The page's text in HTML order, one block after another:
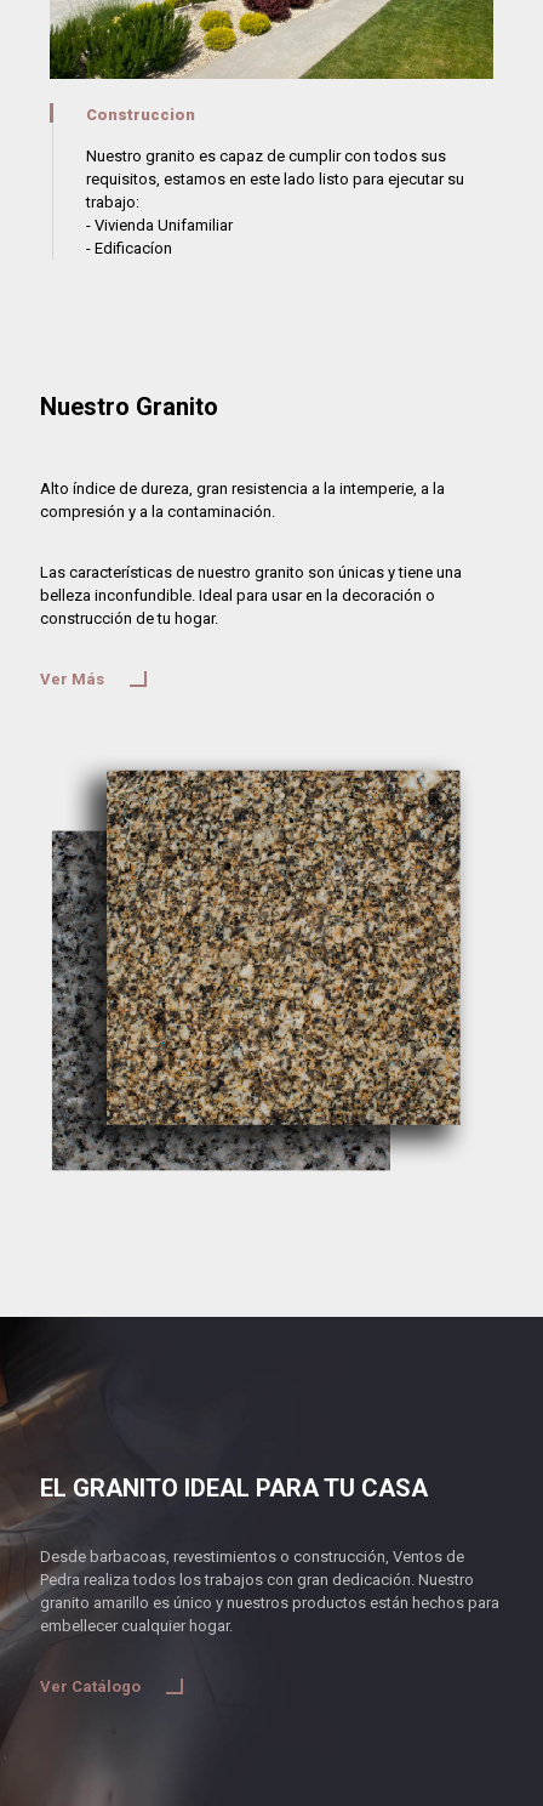
Construccion
Nuestro granito es capaz de cumplir con todos sus
requisitos, estamos en este lado listo para ejecutar su
trabajo:
- Vivienda Unifamiliar
- Edificacíon
Nuestro Granito
Alto índice de dureza, gran resistencia a la intemperie, a la
compresión y a la contaminación.
Las características de nuestro granito son únicas y tiene una
belleza inconfundible. Ideal para usar en la decoración o
construcción de tu hogar.
Ver Más
EL GRANITO IDEAL PARA TU CASA
Desde barbacoas, revestimientos o construcción, Ventos de
Pedra realiza todos los trabajos con gran dedicación. Nuestro
granito amarillo es único y nuestros productos están hechos para
embellecer cualquier hogar.
Ver Catálogo